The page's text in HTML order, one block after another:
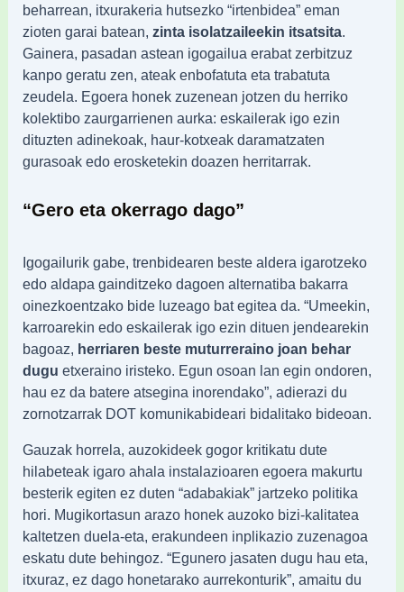
beharrean, itxurakeria hutsezko “irtenbidea” eman
zioten garai batean, zinta isolatzaileekin itsatsita
Gainera, pasadan astean igogailua erabat zerbitzuz
kanpo geratu zen, ateak enbofatuta eta trabatuta
zeudela. Egoera honek zuzenean jotzen du herriko
kolektibo zaurgarrienen aurka: eskailerak igo ezin
dituzten adinekoak, haur-kotxeak daramatzaten
gurasoak edo erosketekin doazen herritarrak.
“Gero eta okerrago dago”
Igogailurik gabe, trenbidearen beste aldera igarotzeko
edo aldapa gainditzeko dagoen alternatiba bakarra
oinezkoentzako bide luzeago bat egitea da. “Umeekin,
karroarekin edo eskailerak igo ezin dituen jendearekin
bagoaz, herriaren beste muturreraino joan behar
dugu etxeraino iristeko. Egun osoan lan egin ondoren,
hau ez da batere atsegina inorendako”, adierazi du
zornotzarrak DOT komunikabideari bidalitako bideoan.
Gauzak horrela, auzokideek gogor kritikatu dute
hilabeteak igaro ahala instalazioaren egoera makurtu
besterik egiten ez duten “adabakiak” jartzeko politika
hori. Mugikortasun arazo honek auzoko bizi-kalitatea
kaltetzen duela-eta, erakundeen inplikazio zuzenagoa
eskatu dute behingoz. “Egunero jasaten dugu hau eta,
itxuraz, ez dago honetarako aurrekonturik”, amaitu du